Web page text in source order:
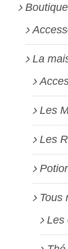
La
Les
Les
Tous
Les